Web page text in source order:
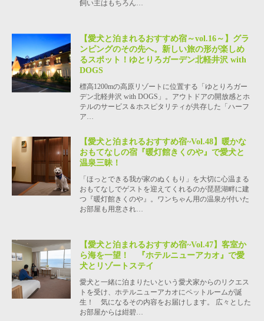
飼い主はもちろん…
【愛犬と泊まれるおすすめ宿～vol.16～】グラ
ンピングのその先へ。新しい旅の形が楽しめ
るスポット！ゆとりろガーデン北軽井沢 with
DOGS
標高1200mの高原リゾートに位置する「ゆとりろガー
デン北軽井沢 with DOGS」。アウトドアの開放感とホ
テルのサービス＆ホスピタリティが共存した「ハーフ
ア…
【愛犬と泊まれるおすすめ宿~Vol.48】暖かな
おもてなしの宿『暖灯館きくのや』で愛犬と
温泉三昧！
「ほっとできる我が家のぬくもり」を大切に心温まる
おもてなしでゲストを迎えてくれるのが琵琶湖畔に建
つ『暖灯館きくのや』。ワンちゃん用の温泉が付いた
お部屋も用意され…
【愛犬と泊まれるおすすめ宿~Vol.47】客室か
ら海を一望！ 『ホテルニューアカオ』で愛
犬とリゾートステイ
愛犬と一緒に泊まりたいという愛犬家からのリクエス
トを受け、ホテルニューアカオにペットルームが誕
生！ 気になるその内容をお届けします。 広々とした
お部屋からは紺碧…